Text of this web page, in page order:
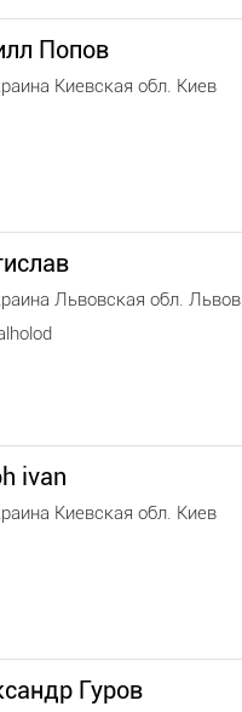
Попов
Киевская обл. Киев
Львовская обл. Львов
ivan
Киевская обл. Киев
Гуров